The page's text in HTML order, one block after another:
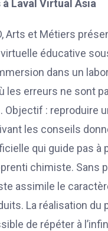
Laval Virtual Asia
Arts et Métiers
éducative
dans un
les erreurs ne sont
Objectif : reproduire
les conseils
qui guide pas à
chimiste. Sans
assimile le
La réalisation du
de répéter à